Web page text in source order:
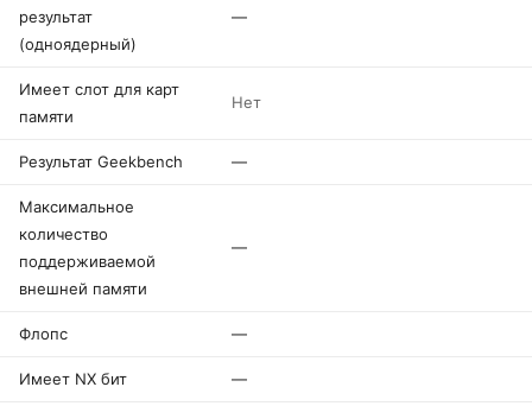
результат
(одноядерный)
—
Имеет слот для карт
памяти
Нет
Результат Geekbench —
Максимальное
количество
поддерживаемой
внешней памяти
—
Флопс —
Имеет NX бит —